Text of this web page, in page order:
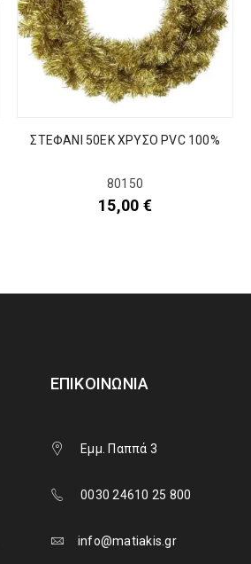
ΣΤΕΦΑΝΙ 50ΕΚ ΧΡΥΣΟ PVC 100%
80150
15,00 €
ΕΠΙΚΟΙΝΩΝΊΑ
Εμμ. Παππά 3
0030 24610 25 800
info@matiakis.gr